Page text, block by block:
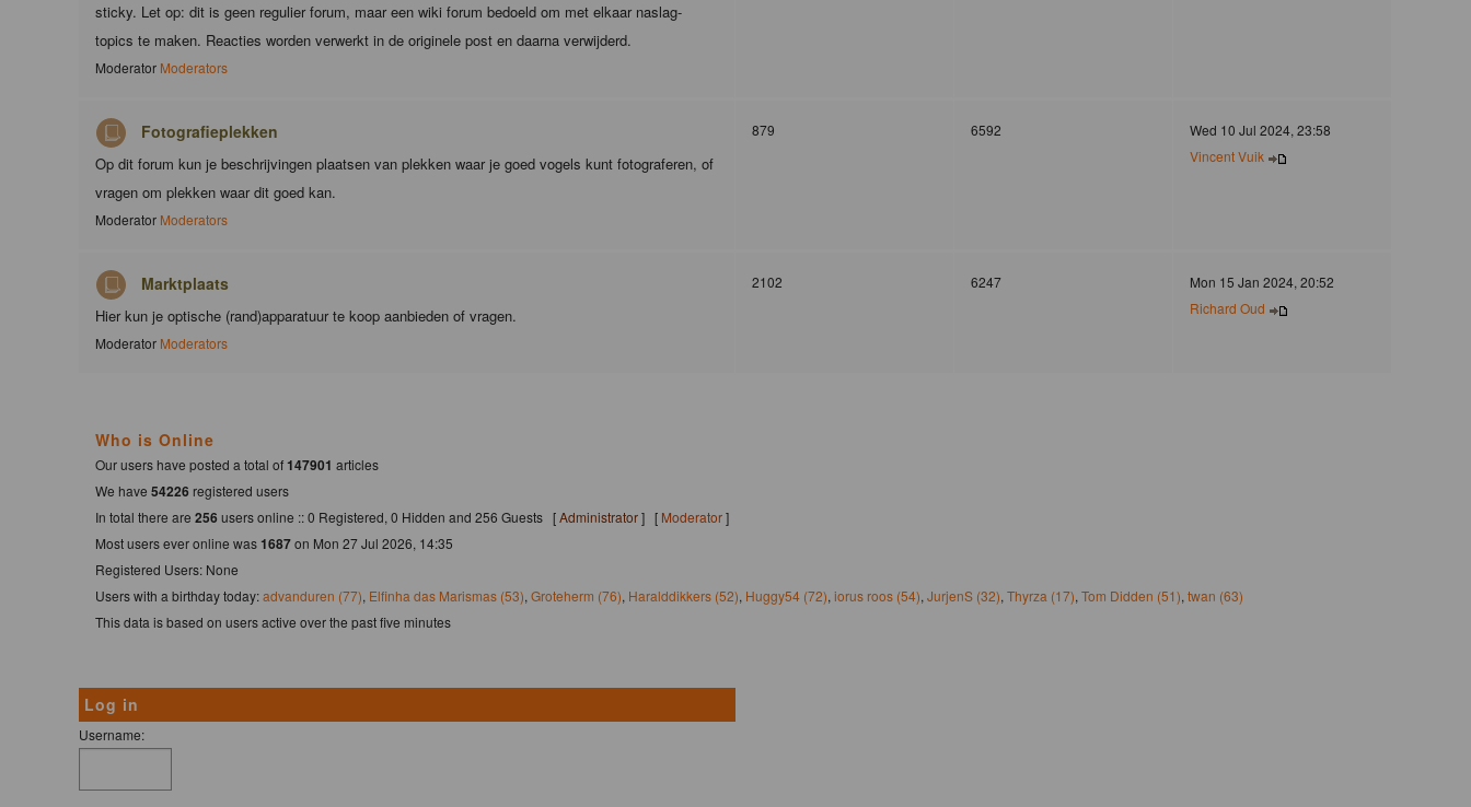
sticky. Let op: dit is geen regulier forum, maar een wiki forum bedoeld om met elkaar naslag-
topics te maken. Reacties worden verwerkt in de originele post en daarna verwijderd.
Moderator Moderators
Fotografieplekken
Op dit forum kun je beschrijvingen plaatsen van plekken waar je goed vogels kunt fotograferen, of
vragen om plekken waar dit goed kan.
Moderator Moderators
879 6592
Wed 10 Jul 2024, 23:58
Vincent Vuik
Marktplaats
Hier kun je optische (rand)apparatuur te koop aanbieden of vragen.
Moderator Moderators
2102 6247
Mon 15 Jan 2024, 20:52
Richard Oud
Who is Online
Our users have posted a total of147901 articles
We have 54226 registered users
In total there are 256 users online :: 0 Registered, 0 Hidden and 256 Guests [Administrator] [ Moderator]
Most users ever online was1687on Mon 27 Jul 2026, 14:35
Registered Users: None
Users with a birthday today:advanduren (77), Elfinha das Marismas (53), Groteherm (76), Haralddikkers (52), Huggy54 (72), iorus roos (54), JurjenS (32), Thyrza (17), Tom Didden (51), twan (63)
This data is based on users active over the past five minutes
Log in
Username: